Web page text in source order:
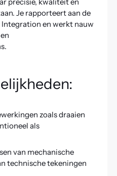
Je rapporteert aan de
Integration en werkt nauw
zoals draaien
als
van mechanische
technische tekeningen